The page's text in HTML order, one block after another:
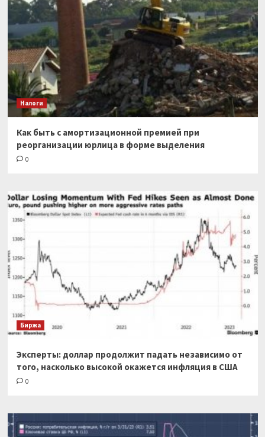
Налоги
Как быть с амортизационной премией при
реорганизации юрлица в форме выделения
0
Биржа
Эксперты: доллар продолжит падать независимо от
того, насколько высокой окажется инфляция в США
0